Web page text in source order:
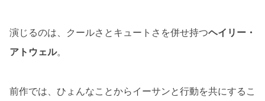
演じるのは、クールさとキュートさを併せ持つヘイリー・
アトウェル。
前作では、ひょんなことからイーサンと行動を共にするこ